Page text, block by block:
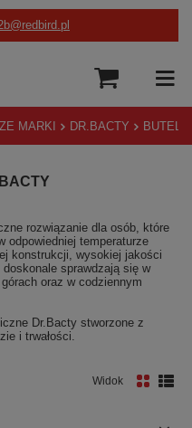
MARKI DR.BACTY
rozwiązanie dla osób, które
odpowiedniej temperaturze
konstrukcji, wysokiej jakości
sprawdzają się w
oraz w codziennym
Dr.Bacty stworzone z
i trwałości.
Widok